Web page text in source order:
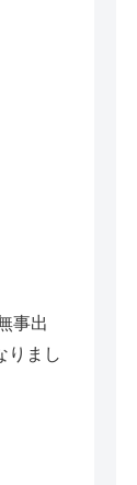
事出
りまし